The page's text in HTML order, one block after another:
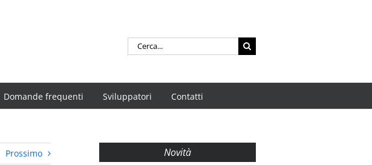
Cerca
per:
Domande frequenti Sviluppatori Contatti
Prossimo Novità